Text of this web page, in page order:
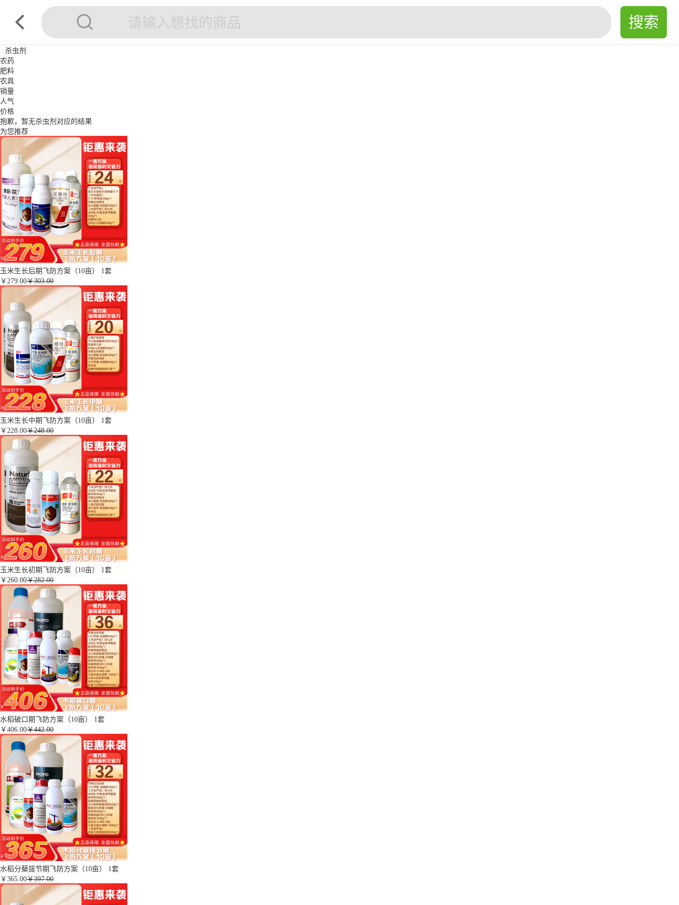
杀虫剂
农药
肥料
农具
销量
人气
价格
抱歉，暂无杀虫剂 对应的结果
为您推荐
玉米生长后期飞防方案（10亩） 1套
￥ 279.00￥303.00
玉米生长中期飞防方案（10亩） 1套
￥ 228.00￥248.00
玉米生长初期飞防方案（10亩） 1套
￥ 260.00￥282.00
水稻破口期飞防方案（10亩） 1套
￥ 406.00￥442.00
水稻分蘖拔节期飞防方案（10亩） 1套
￥ 365.00￥397.00